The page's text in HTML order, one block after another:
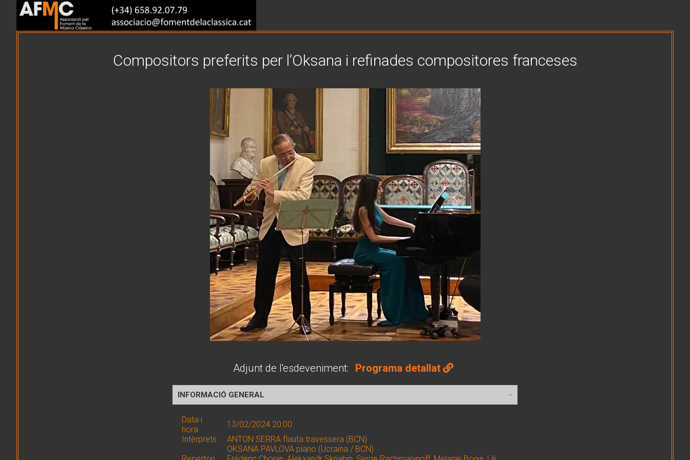
Compositors preferits per l’Oksana i refinades compositores franceses
Adjunt de l'esdeveniment: Programa detallat
INFORMACIÓ GENERAL
Data i
hora
13/02/2024 20:00
Intèrprets
ANTON SERRA flauta travessera (BCN)
OKSANA PAVLOVA piano (Ucraïna / BCN)